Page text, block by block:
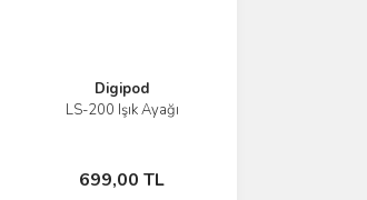
Digipod
LS-200 Işık Ayağı
699,00 TL
Görüntüle
Sepete Ekle